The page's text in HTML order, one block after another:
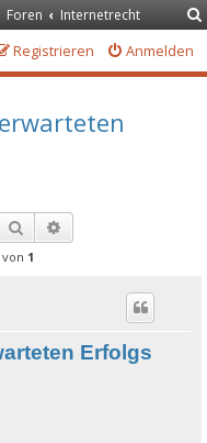
Foren Internetrecht
Anmelden
Registrieren
Suche
von 1
Erfolgs